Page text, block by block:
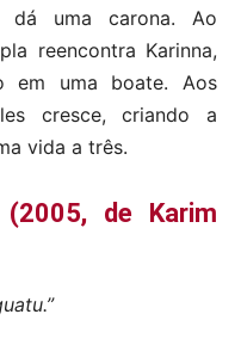
dá uma carona. Ao
reencontra Karinna,
em uma boate. Aos
cresce, criando a
vida a três.
de Karim